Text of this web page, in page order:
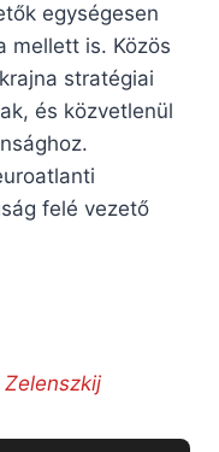
egységesen
mellett is. Közös
stratégiai
és közvetlenül
felé vezető